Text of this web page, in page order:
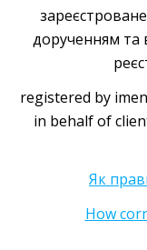
дорученням та
registered by
in behalf of
Як
How